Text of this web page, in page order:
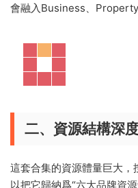
會融入Business、Property
二、資源結構深
這套合集的資源體量巨大
以把它歸納爲“六大品牌資